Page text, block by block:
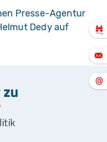
Presse-Agentur
Dedy auf